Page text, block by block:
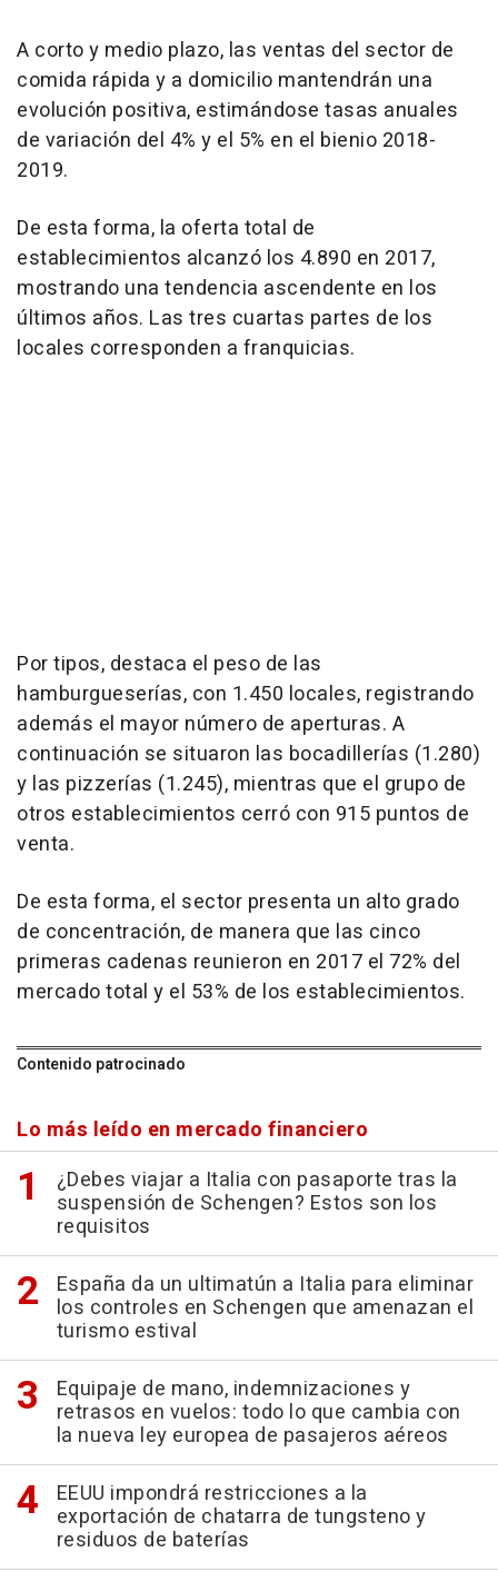
A corto y medio plazo, las ventas del sector de
comida rápida y a domicilio mantendrán una
evolución positiva, estimándose tasas anuales
de variación del 4% y el 5% en el bienio 2018-
2019.
De esta forma, la oferta total de
establecimientos alcanzó los 4.890 en 2017,
mostrando una tendencia ascendente en los
últimos años. Las tres cuartas partes de los
locales corresponden a franquicias.
Por tipos, destaca el peso de las
hamburgueserías, con 1.450 locales, registrando
además el mayor número de aperturas. A
continuación se situaron las bocadillerías (1.280)
y las pizzerías (1.245), mientras que el grupo de
otros establecimientos cerró con 915 puntos de
venta.
De esta forma, el sector presenta un alto grado
de concentración, de manera que las cinco
primeras cadenas reunieron en 2017 el 72% del
mercado total y el 53% de los establecimientos.
Contenido patrocinado
Lo más leído en mercado financiero
¿Debes viajar a Italia con pasaporte tras la
suspensión de Schengen? Estos son los
requisitos
España da un ultimatún a Italia para eliminar
los controles en Schengen que amenazan el
turismo estival
Equipaje de mano, indemnizaciones y
retrasos en vuelos: todo lo que cambia con
la nueva ley europea de pasajeros aéreos
EEUU impondrá restricciones a la
exportación de chatarra de tungsteno y
residuos de baterías